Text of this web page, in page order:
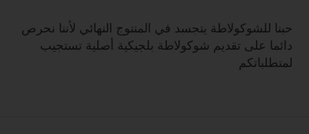
حبنا للشوكولاطة يتجسد في المنتوج النهائي لأننا نحرص
دائما على تقديم شوكولاطة بلجيكية أصلية تستجيب
لمتطلباتكم